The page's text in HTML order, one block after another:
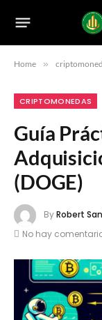
Home »
CRIPTOMONEDAS
Guía
(DOGE)
ByRobert
No hay